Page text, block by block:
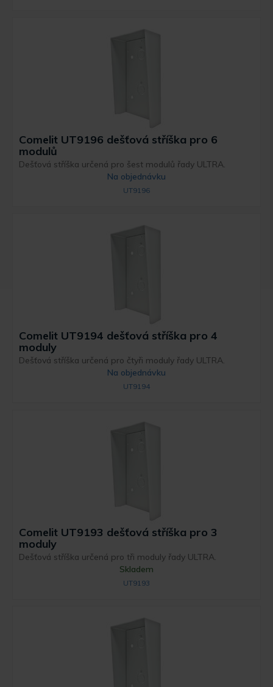
Comelit UT9196 dešťová stříška pro 6
modulů
Dešťová stříška určená pro šest modulů řady ULTRA.
Na objednávku
UT9196
Comelit UT9194 dešťová stříška pro 4
moduly
Dešťová stříška určená pro čtyři moduly řady ULTRA.
Na objednávku
UT9194
Comelit UT9193 dešťová stříška pro 3
moduly
Dešťová stříška určená pro tři moduly řady ULTRA.
Skladem
UT9193